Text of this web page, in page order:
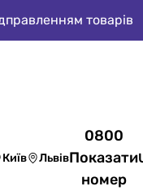
товарів
Київ Львів
0800
Показати
номер